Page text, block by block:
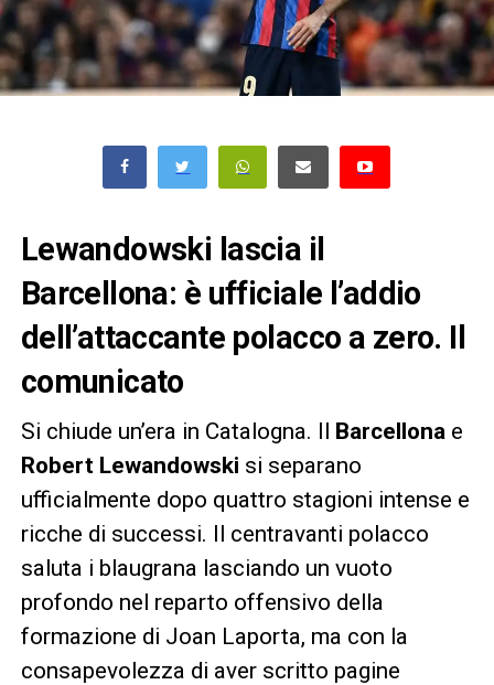
Lewandowski lascia il
Barcellona: è ufficiale l’addio
dell’attaccante polacco a zero. Il
comunicato
Si chiude un’era in Catalogna. Il Barcellona e
Robert Lewandowski si separano
ufficialmente dopo quattro stagioni intense e
ricche di successi. Il centravanti polacco
saluta i blaugrana lasciando un vuoto
profondo nel reparto offensivo della
formazione di Joan Laporta, ma con la
consapevolezza di aver scritto pagine